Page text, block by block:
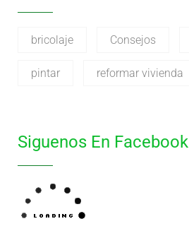
bricolaje Consejos
pintar reformar vivienda
Siguenos En Facebook